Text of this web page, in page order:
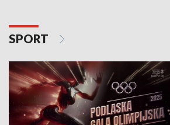
SPORT